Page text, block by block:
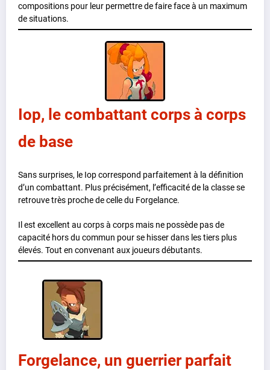
compositions pour leur permettre de faire face à un maximum
de situations.
Iop, le combattant corps à corps
de base
Sans surprises, le Iop correspond parfaitement à la définition
d’un combattant. Plus précisément, l’efficacité de la classe se
retrouve très proche de celle du Forgelance.
Il est excellent au corps à corps mais ne possède pas de
capacité hors du commun pour se hisser dans les tiers plus
élevés. Tout en convenant aux joueurs débutants.
Forgelance, un guerrier parfait